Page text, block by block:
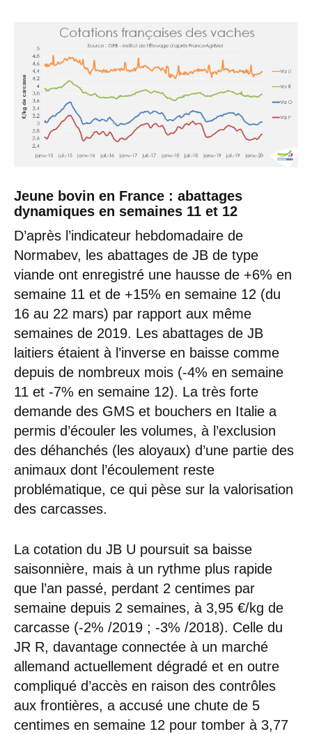
Jeune bovin en France : abattages
dynamiques en semaines 11 et 12
D’après l’indicateur hebdomadaire de
Normabev, les abattages de JB de type
viande ont enregistré une hausse de +6% en
semaine 11 et de +15% en semaine 12 (du
16 au 22 mars) par rapport aux même
semaines de 2019. Les abattages de JB
laitiers étaient à l’inverse en baisse comme
depuis de nombreux mois (-4% en semaine
11 et -7% en semaine 12). La très forte
demande des GMS et bouchers en Italie a
permis d’écouler les volumes, à l’exclusion
des déhanchés (les aloyaux) d’une partie des
animaux dont l’écoulement reste
problématique, ce qui pèse sur la valorisation
des carcasses.
La cotation du JB U poursuit sa baisse
saisonnière, mais à un rythme plus rapide
que l’an passé, perdant 2 centimes par
semaine depuis 2 semaines, à 3,95 €/kg de
carcasse (-2% /2019 ; -3% /2018). Celle du
JR R, davantage connectée à un marché
allemand actuellement dégradé et en outre
compliqué d’accès en raison des contrôles
aux frontières, a accusé une chute de 5
centimes en semaine 12 pour tomber à 3,77